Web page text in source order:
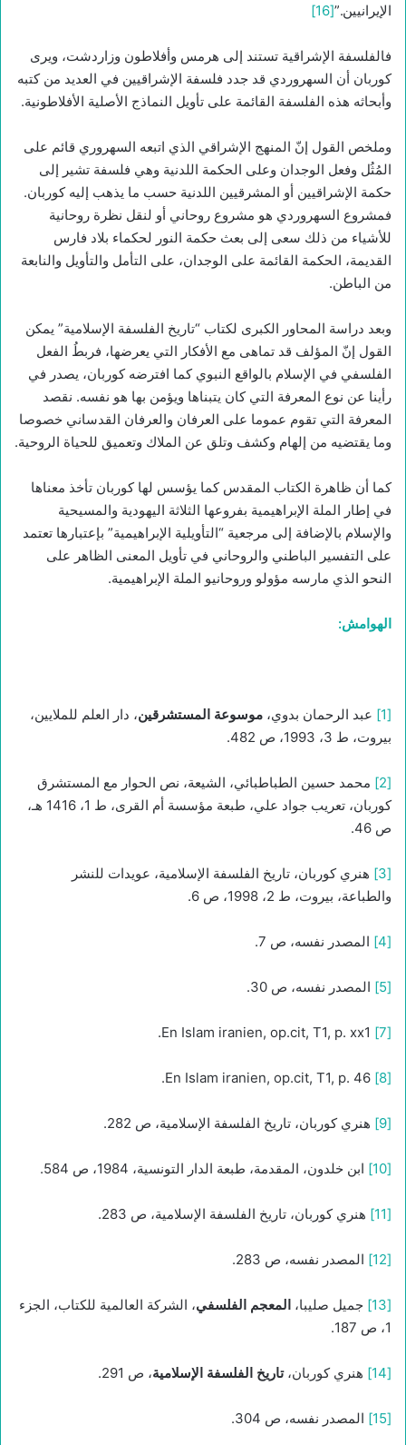
الإيرانيين.”[16]
فالفلسفة الإشراقية تستند إلى هرمس وأفلاطون وزاردشت، ويرى
كوربان أن السهروردي قد جدد فلسفة الإشراقيين في العديد من كتبه
وأبحاثه هذه الفلسفة القائمة على تأويل النماذج الأصلية الأفلاطونية.
وملخص القول إنّ المنهج الإشراقي الذي اتبعه السهروري قائم على
المُثُل وفعل الوجدان وعلى الحكمة اللدنية وهي فلسفة تشير إلى
حكمة الإشراقيين أو المشرقيين اللدنية حسب ما يذهب إليه كوربان.
فمشروع السهروردي هو مشروع روحاني أو لنقل نظرة روحانية
للأشياء من ذلك سعى إلى بعث حكمة النور لحكماء بلاد فارس
القديمة، الحكمة القائمة على الوجدان، على التأمل والتأويل والنابعة
من الباطن.
وبعد دراسة المحاور الكبرى لكتاب “تاريخ الفلسفة الإسلامية” يمكن
القول إنّ المؤلف قد تماهى مع الأفكار التي يعرضها، فربطُ الفعل
الفلسفي في الإسلام بالواقع النبوي كما افترضه كوربان، يصدر في
رأينا عن نوع المعرفة التي كان يتبناها ويؤمن بها هو نفسه. نقصد
المعرفة التي تقوم عموما على العرفان والعرفان القدساني خصوصا
وما يقتضيه من إلهام وكشف وتلق عن الملاك وتعميق للحياة الروحية.
كما أن ظاهرة الكتاب المقدس كما يؤسس لها كوربان تأخذ معناها
في إطار الملة الإبراهيمية بفروعها الثلاثة اليهودية والمسيحية
والإسلام بالإضافة إلى مرجعية “التأويلية الإبراهيمية” بإعتبارها تعتمد
على التفسير الباطني والروحاني في تأويل المعنى الظاهر على
النحو الذي مارسه مؤولو وروحانيو الملة الإبراهيمية.
الهوامش:
[1] عبد الرحمان بدوي، موسوعة المستشرقين، دار العلم للملايين،
بيروت، ط 3، 1993، ص 482.
[2]
محمد حسين الطباطبائي، الشيعة، نص الحوار مع المستشرق
كوربان، تعريب جواد علي، طبعة مؤسسة أم القرى، ط 1، 1416 هـ،
ص 46.
[3]
هنري كوربان، تاريخ الفلسفة الإسلامية، عويدات للنشر
والطباعة، بيروت، ط 2، 1998، ص 6.
[4] المصدر نفسه، ص 7.
[5] المصدر نفسه، ص 30.
[7]
[8]
[9] هنري كوربان، تاريخ الفلسفة الإسلامية، ص 282.
[10] ابن خلدون، المقدمة، طبعة الدار التونسية، 1984، ص 584.
[11] هنري كوربان، تاريخ الفلسفة الإسلامية، ص 283.
[12] المصدر نفسه، ص 283.
[13] جميل صليبا، المعجم الفلسفي، الشركة العالمية للكتاب، الجزء
1، ص 187.
[14] هنري كوربان،تاريخ الفلسفة الإسلامية، ص 291.
[15] المصدر نفسه، ص 304.